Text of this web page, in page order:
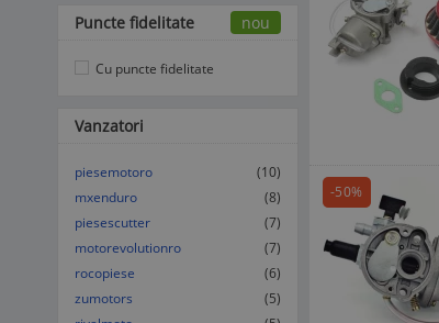
-50%
Puncte fidelitate nou
Cu puncte fidelitate
Vanzatori
piesemotoro
(10)
mxenduro
(8)
piesescutter
(7)
motorevolutionro
(7)
rocopiese
(6)
zumotors
(5)